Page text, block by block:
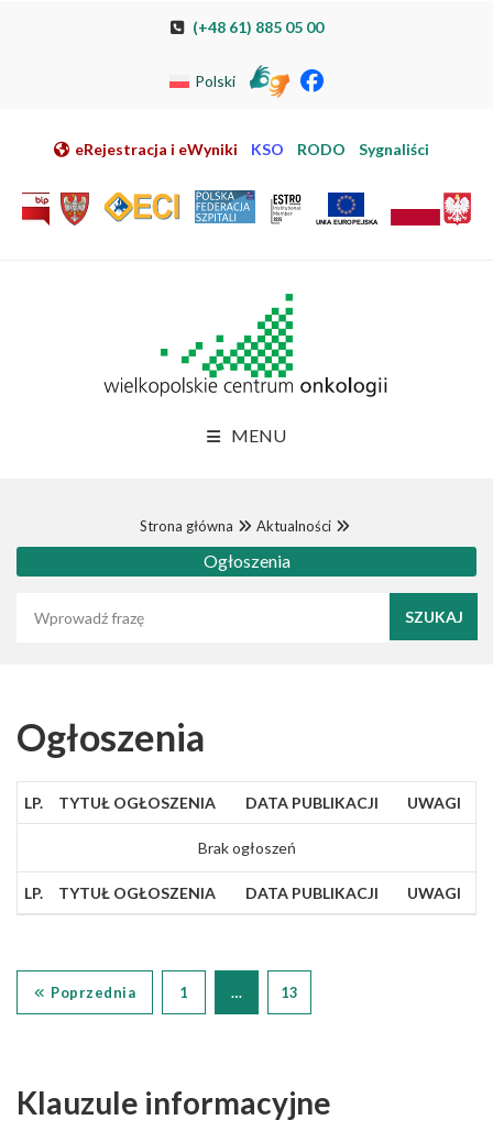
Przeskocz do nawigacji
Przejdź do mapy strony
Przejdź do elektronicznej rejestracji pacjenta
(+48 61) 885 05 00
Polski
eRejestracja i eWyniki KSO RODO Sygnaliści
MENU
Strona główna Aktualności
Ogłoszenia
Ogłoszenia
LP. TYTUŁ OGŁOSZENIA DATA PUBLIKACJI UWAGI
LP. TYTUŁ OGŁOSZENIA DATA PUBLIKACJI UWAGI
Brak ogłoszeń
Poprzednia 1 … 13
Klauzule informacyjne